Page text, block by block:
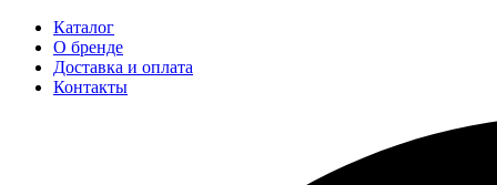
Каталог
О бренде
Доставка и оплата
Контакты